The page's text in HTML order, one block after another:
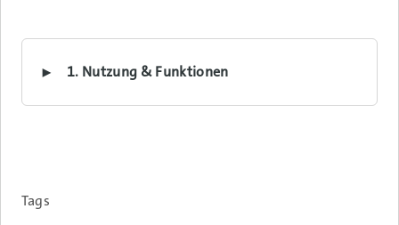
1. Nutzung & Funktionen
Tags